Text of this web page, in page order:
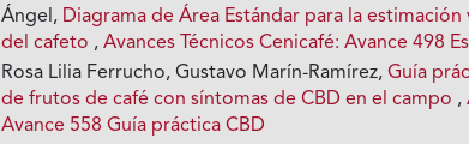
Ángel, Diagrama de Área Estándar para la
del cafeto ,Avances Técnicos Cenicafé: Avance 498
Rosa Lilia Ferrucho, Gustavo Marín-Ramírez,Guía
de frutos de café con síntomas de CBD en el campo ,
Avance 558 Guía práctica CBD